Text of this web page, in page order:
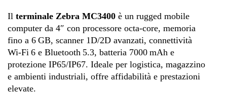
Il terminale Zebra MC3400 è un rugged mobile
computer da 4″ con processore octa-core, memoria
fino a 6 GB, scanner 1D/2D avanzati, connettività
Wi‑Fi 6 e Bluetooth 5.3, batteria 7000 mAh e
protezione IP65/IP67. Ideale per logistica, magazzino
e ambienti industriali, offre affidabilità e prestazioni
elevate.